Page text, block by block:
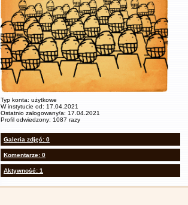
Typ konta: użytkowe
W instytucie od: 17.04.2021
Ostatnio zalogowany/a: 17.04.2021
Profil odwiedzony: 1087 razy
Galeria zdjęć: 0
Komentarze: 0
Aktywność: 1